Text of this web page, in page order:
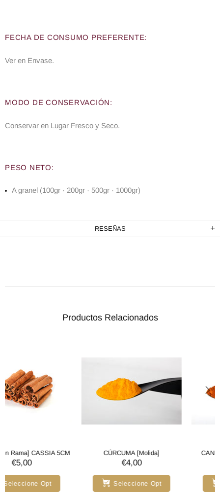
FECHA DE CONSUMO PREFERENTE:
Ver en Envase.
MODO DE CONSERVACIÓN:
Conservar en Lugar Fresco y Seco.
PESO NETO:
A granel (100gr · 200gr · 500gr · 1000gr)
RESEÑAS
Productos Relacionados
CANELA [Molida] QUILLING
Seleccione Opt
CANELA [en Rama] CEYLAN
Seleccione Opt